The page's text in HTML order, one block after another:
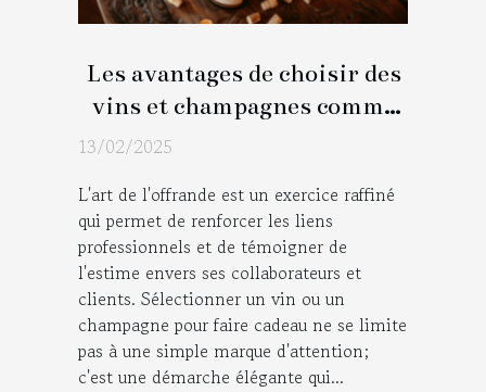
Les avantages de choisir des
vins et champagnes comme
cadeaux professionnels
13/02/2025
L'art de l'offrande est un exercice raffiné
qui permet de renforcer les liens
professionnels et de témoigner de
l'estime envers ses collaborateurs et
clients. Sélectionner un vin ou un
champagne pour faire cadeau ne se limite
pas à une simple marque d'attention;
c'est une démarche élégante qui...